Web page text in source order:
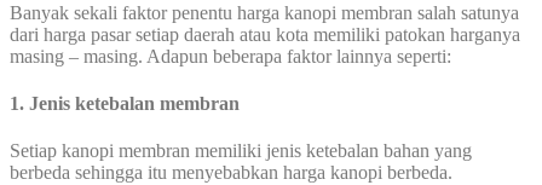
Banyak sekali faktor penentu harga kanopi membran salah satunya
dari harga pasar setiap daerah atau kota memiliki patokan harganya
masing – masing. Adapun beberapa faktor lainnya seperti:
1. Jenis ketebalan membran
Setiap kanopi membran memiliki jenis ketebalan bahan yang
berbeda sehingga itu menyebabkan harga kanopi berbeda.